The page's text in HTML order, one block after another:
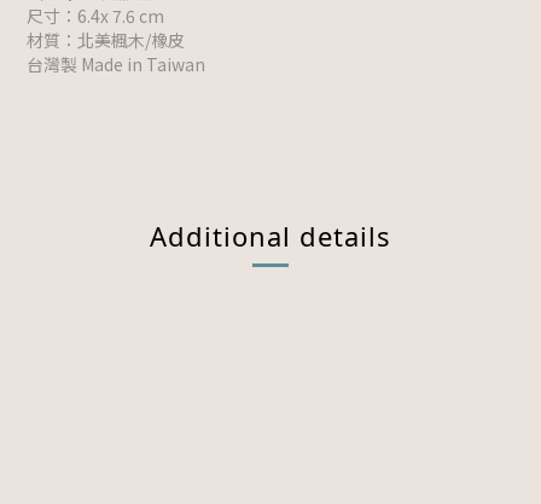
尺寸：6.4x 7.6 cm
材質：北美楓木/橡皮
台灣製 Made in Taiwan
Additional details